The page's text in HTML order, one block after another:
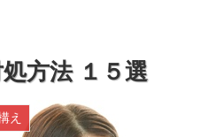
方法 １５選
え